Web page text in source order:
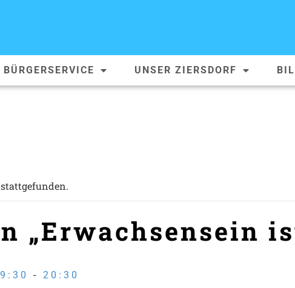
BÜRGERSERVICE UNSER ZIERSDORF
„Erwachsensein
- 20:30